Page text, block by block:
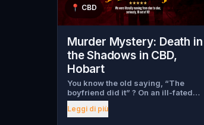
📍 CBD
Murder Mystery: Death in
the Shadows in CBD,
Hobart
You know the old saying, “The
boyfriend did it” ? On an ill-fated
night, love goes terribly wrong for
Bella Wanderlust and Walter Bridges
Leggi di più